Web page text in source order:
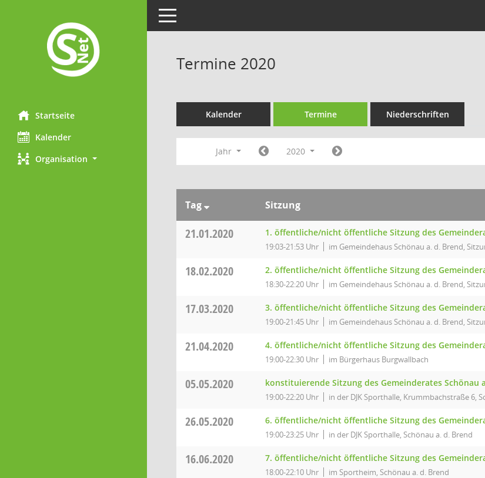
Startseite
Kalender
Organisation
Toggle navigation
Termine 2020
Kalender Termine Niederschriften
Jahr 2020
Tag Sitzung
21.01.2020 1. öffentliche/nicht öffentliche Sitzung des
19:03-21:53 Uhr im Gemeindehaus Schönau a. d. Brend,
18.02.2020 2. öffentliche/nicht öffentliche Sitzung des
18:30-22:20 Uhr im Gemeindehaus Schönau a. d. Brend,
17.03.2020 3. öffentliche/nicht öffentliche Sitzung des
19:00-21:45 Uhr im Gemeindehaus Schönau a. d. Brend,
21.04.2020 4. öffentliche/nicht öffentliche Sitzung des
19:00-22:30 Uhr im Bürgerhaus Burgwallbach
05.05.2020 konstituierende Sitzung des Gemeinderates Schönau
19:00-22:20 Uhr in der DJK Sporthalle, Krummbachstraße 6,
26.05.2020 6. öffentliche/nicht öffentliche Sitzung des
19:00-23:25 Uhr in der DJK Sporthalle, Schönau a. d. Brend
16.06.2020 7. öffentliche/nicht öffentliche Sitzung des
18:00-22:10 Uhr im Sportheim, Schönau a. d. Brend